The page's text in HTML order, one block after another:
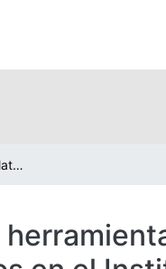
Implementación de una plataforma digital como herramienta para la capacitación sobre el uso de equipos biomédicos en el Instituto del corazón de Bugaramanga